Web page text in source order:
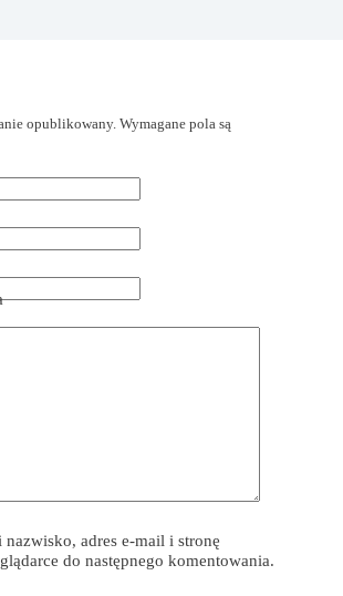
opublikowany. Wymagane pola są
adres e-mail i stronę
do następnego komentowania.